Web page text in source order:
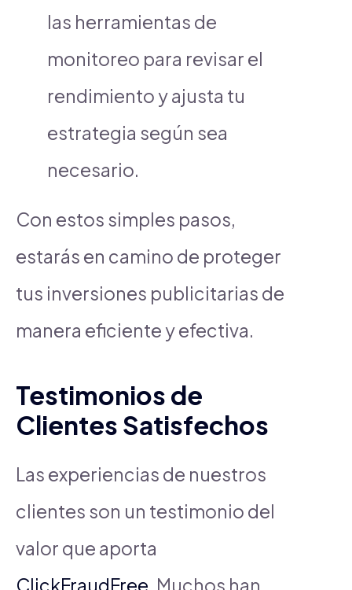
las herramientas de
monitoreo para revisar el
rendimiento y ajusta tu
estrategia según sea
necesario.
Con estos simples pasos,
estarás en camino de proteger
tus inversiones publicitarias de
manera eficiente y efectiva.
Testimonios de
Clientes Satisfechos
Las experiencias de nuestros
clientes son un testimonio del
valor que aporta
ClickFraudFree. Muchos han